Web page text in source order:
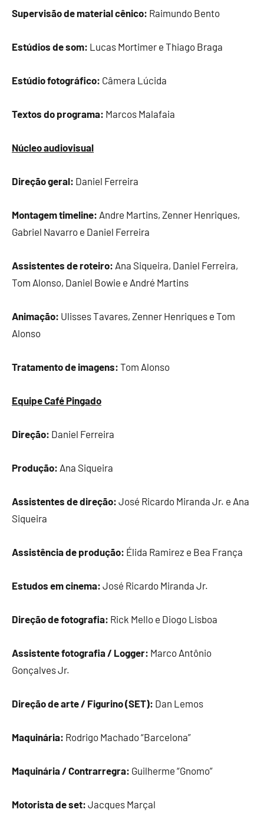
Supervisão de material cênico: Raimundo Bento
Estúdios de som: Lucas Mortimer e Thiago Braga
Estúdio fotográfico: Câmera Lúcida
Textos do programa: Marcos Malafaia
Núcleo audiovisual
Direção geral: Daniel Ferreira
Montagem timeline: Andre Martins, Zenner Henriques,
Gabriel Navarro e Daniel Ferreira
Assistentes de roteiro: Ana Siqueira, Daniel Ferreira,
Tom Alonso, Daniel Bowie e André Martins
Animação: Ulisses Tavares, Zenner Henriques e Tom
Alonso
Tratamento de imagens: Tom Alonso
Equipe Café Pingado
Direção: Daniel Ferreira
Produção: Ana Siqueira
Assistentes de direção: José Ricardo Miranda Jr. e Ana
Siqueira
Assistência de produção: Élida Ramirez e Bea França
Estudos em cinema: José Ricardo Miranda Jr.
Direção de fotografia: Rick Mello e Diogo Lisboa
Assistente fotografia / Logger: Marco Antônio
Gonçalves Jr.
Direção de arte / Figurino (SET): Dan Lemos
Maquinária: Rodrigo Machado “Barcelona”
Maquinária / Contrarregra: Guilherme “Gnomo”
Motorista de set: Jacques Marçal